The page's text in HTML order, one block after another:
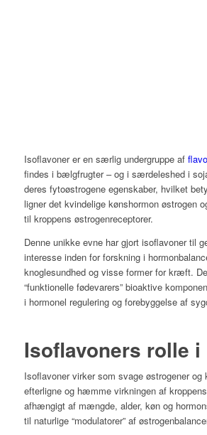
Isoflavoner er en særlig undergruppe af
findes i bælgfrugter – og i særdeleshed i
deres fytoøstrogene egenskaber, hvilket
ligner det kvindelige kønshormon østrogen
til kroppens østrogenreceptorer.
Denne unikke evne har gjort isoflavoner til
interesse inden for forskning i
knoglesundhed og visse former for kræft.
“funktionelle fødevarers” bioaktive
i hormonel regulering og forebyggelse af
Isoflavoners rolle i
Isoflavoner virker som svage østrogener og
efterligne og hæmme virkningen af
afhængigt af mængde, alder, køn og
til naturlige “modulatorer” af